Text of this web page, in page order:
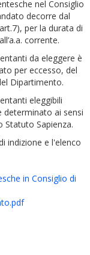
nel Consiglio
decorre dal
per la durata di
corrente.
da eleggere è
per eccesso, del
Dipartimento.
eleggibili
ai sensi
Statuto Sapienza.
indizione e l'elenco
in Consiglio di